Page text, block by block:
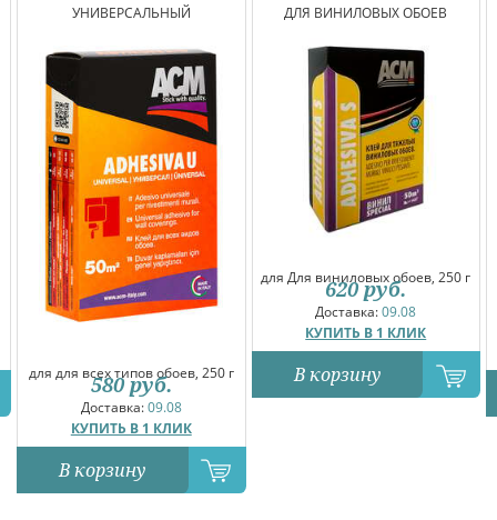
УНИВЕРСАЛЬНЫЙ
для для всех типов обоев, 250 г
Доставка:09.08
КУПИТЬ В 1 КЛИК
580 руб.
В корзину
ДЛЯ ВИНИЛОВЫХ ОБОЕВ
для Для виниловых обоев, 250 г
Доставка:09.08
КУПИТЬ В 1 КЛИК
620 руб.
В корзину